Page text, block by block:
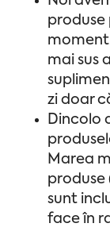
produse
mai sus
zi doar
Dincolo
Marea
produse
sunt
face în